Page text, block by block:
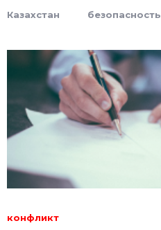
Казахстан безопасность
конфликт